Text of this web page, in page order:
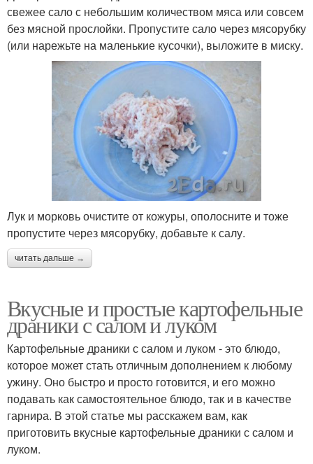
свежее сало с небольшим количеством мяса или совсем
без мясной прослойки. Пропустите сало через мясорубку
(или нарежьте на маленькие кусочки), выложите в миску.
Лук и морковь очистите от кожуры, ополосните и тоже
пропустите через мясорубку, добавьте к салу.
читать дальше →
Вкусные и простые картофельные
драники с салом и луком
Картофельные драники с салом и луком - это блюдо,
которое может стать отличным дополнением к любому
ужину. Оно быстро и просто готовится, и его можно
подавать как самостоятельное блюдо, так и в качестве
гарнира. В этой статье мы расскажем вам, как
приготовить вкусные картофельные драники с салом и
луком.